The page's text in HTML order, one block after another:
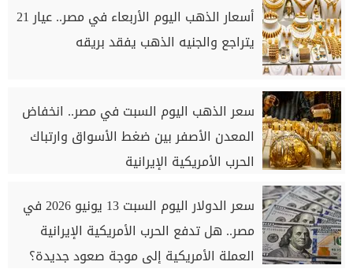
أسعار الذهب اليوم الأربعاء في مصر.. عيار 21
يتراجع والجنيه الذهب يفقد بريقه
سعر الذهب اليوم السبت في مصر.. انخفاض
المعدن الأصفر بين ضغط الأسواق وارتباك
الحرب الأمريكية الإيرانية
سعر الدولار اليوم السبت 13 يونيو 2026 في
مصر.. هل تدفع الحرب الأمريكية الإيرانية
العملة الأمريكية إلى موجة صعود جديدة؟